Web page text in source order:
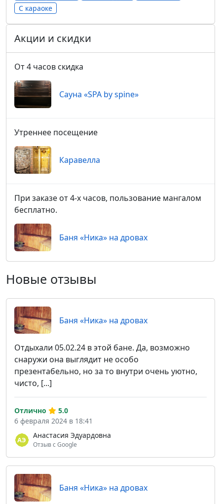
С караоке
Акции и скидки
От 4 часов скидка
Сауна «SPA by spine»
Утреннее посещение
Каравелла
При заказе от 4-х часов, пользование мангалом
бесплатно.
Баня «Ника» на дровах
Новые отзывы
Баня «Ника» на дровах
Отдыхали 05.02.24 в этой бане. Да, возможно
снаружи она выглядит не особо
презентабельно, но за то внутри очень уютно,
чисто, [...]
Анастасия Эдуардовна
Отзыв с Google
Отлично
5.0
6 февраля 2024 в 18:41
Баня «Ника» на дровах